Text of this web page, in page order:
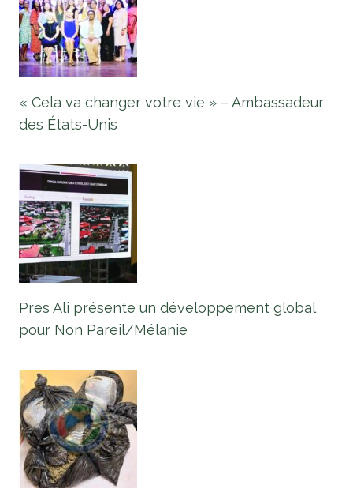
« Cela va changer votre vie » – Ambassadeur
des États-Unis
Pres Ali présente un développement global
pour Non Pareil/Mélanie